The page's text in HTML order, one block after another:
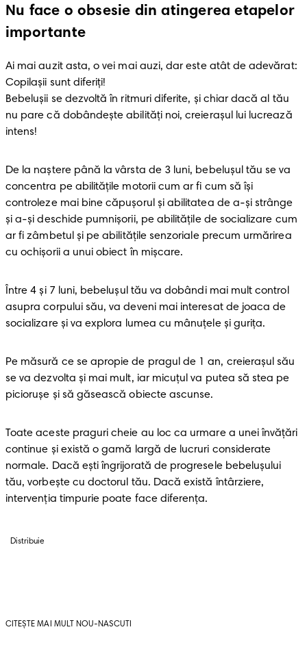
Nu face o obsesie din atingerea etapelor
importante
Ai mai auzit asta, o vei mai auzi, dar este atât de adevărat:
Copilaşii sunt diferiţi!
Bebeluşii se dezvoltă în ritmuri diferite, şi chiar dacă al tău
nu pare că dobândeşte abilităţi noi, creieraşul lui lucrează
intens!
De la naştere până la vârsta de 3 luni, bebeluşul tău se va
concentra pe abilităţile motorii cum ar fi cum să îşi
controleze mai bine căpuşorul şi abilitatea de a-şi strânge
şi a-şi deschide pumnişorii, pe abilităţile de socializare cum
ar fi zâmbetul şi pe abilităţile senzoriale precum urmărirea
cu ochişorii a unui obiect în mişcare.
Între 4 şi 7 luni, bebeluşul tău va dobândi mai mult control
asupra corpului său, va deveni mai interesat de joaca de
socializare şi va explora lumea cu mânuţele şi guriţa.
Pe măsură ce se apropie de pragul de 1 an, creieraşul său
se va dezvolta şi mai mult, iar micuţul va putea să stea pe
picioruşe şi să găsească obiecte ascunse.
Toate aceste praguri cheie au loc ca urmare a unei învăţări
continue şi există o gamă largă de lucruri considerate
normale. Dacă eşti îngrijorată de progresele bebeluşului
tău, vorbeşte cu doctorul tău. Dacă există întârziere,
intervenţia timpurie poate face diferenţa.
Distribuie
CITEȘTE MAI MULT NOU-NASCUTI